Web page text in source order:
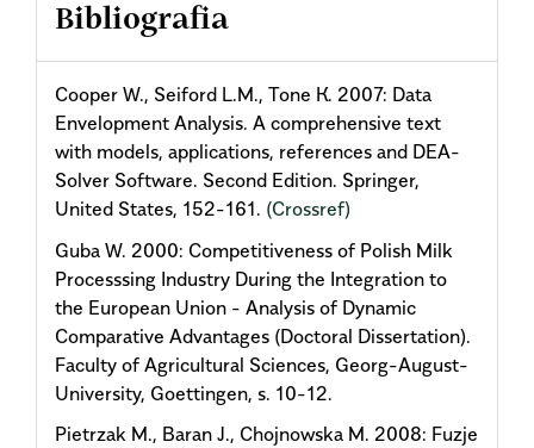
Bibliografia
Cooper W., Seiford L.M., Tone К. 2007: Data
Envelopment Analysis. A comprehensive text
with models, applications, references and DEA-
Solver Software. Second Edition. Springer,
United States, 152-161. (Crossref)
Guba W. 2000: Competitiveness of Polish Milk
Processsing Industry During the Integration to
the European Union - Analysis of Dynamic
Comparative Advantages (Doctoral Dissertation).
Faculty of Agricultural Sciences, Georg-August-
University, Goettingen, s. 10-12.
Pietrzak M., Baran J., Chojnowska M. 2008: Fuzje